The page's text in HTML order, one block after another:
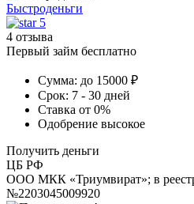
Быстроденьги
5
4 отзыва
Первый займ бесплатно
Сумма: до 15000 ₽
Срок: 7 - 30 дней
Ставка от 0%
Одобрение высокое
Получить деньги
ЦБ РФ
ООО МКК «Триумвират»; в
№2203045009920